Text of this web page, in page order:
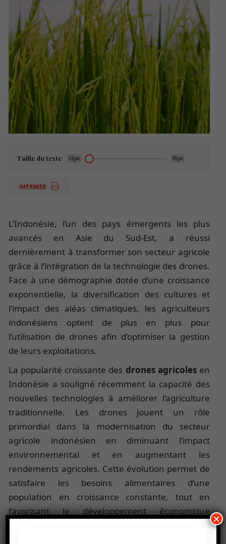
Taille du texte 12px 15px
IMPRIMER
L’Indonésie, l’un des pays émergents les plus
avancés en Asie du Sud-Est, a réussi
dernièrement à transformer son secteur agricole
grâce à l’intégration de la technologie des drones.
Face à une démographie dotée d’une croissance
exponentielle, la diversification des cultures et
l’impact des aléas climatiques, les agriculteurs
indonésiens optent de plus en plus pour
l’utilisation de drones afin d’optimiser la gestion
de leurs exploitations.
La popularité croissante des drones agricolesen
Indonésie a souligné récemment la capacité des
nouvelles technologies à améliorer l’agriculture
traditionnelle. Les drones jouent un rôle
primordial dans la modernisation du secteur
agricole indonésien en diminuant l’impact
environnemental et en augmentant les
rendements agricoles. Cette évolution permet de
satisfaire les besoins alimentaires d’une
population en croissance constante, tout en
favorisant le développement économique
×